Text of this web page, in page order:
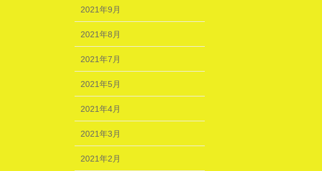
2021年9月
2021年8月
2021年7月
2021年5月
2021年4月
2021年3月
2021年2月